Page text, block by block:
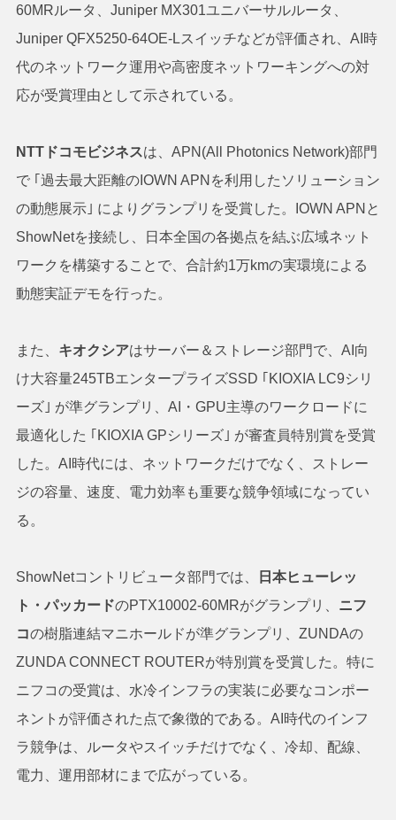
60MRルータ、Juniper MX301ユニバーサルルータ、
Juniper QFX5250-64OE-Lスイッチなどが評価され、AI時
代のネットワーク運用や高密度ネットワーキングへの対
応が受賞理由として示されている。
NTTドコモビジネスは、APN(All Photonics Network)部門
で ｢過去最大距離のIOWN APNを利用したソリューション
の動態展示｣ によりグランプリを受賞した。IOWN APNと
ShowNetを接続し、日本全国の各拠点を結ぶ広域ネット
ワークを構築することで、合計約1万kmの実環境による
動態実証デモを行った。
また、 キオクシアはサーバー＆ストレージ部門で、AI向
け大容量245TBエンタープライズSSD ｢KIOXIA LC9シリ
ーズ｣ が準グランプリ、AI・GPU主導のワークロードに
最適化した ｢KIOXIA GPシリーズ｣ が審査員特別賞を受賞
した。AI時代には、ネットワークだけでなく、ストレー
ジの容量、速度、電力効率も重要な競争領域になってい
る。
ShowNetコントリビュータ部門では、
日本ヒューレッ
ト・パッカードのPTX10002-60MRがグランプリ、 ニフ
コの樹脂連結マニホールドが準グランプリ、ZUNDAの
ZUNDA CONNECT ROUTERが特別賞を受賞した。特に
ニフコの受賞は、水冷インフラの実装に必要なコンポー
ネントが評価された点で象徴的である。AI時代のインフ
ラ競争は、ルータやスイッチだけでなく、冷却、配線、
電力、運用部材にまで広がっている。